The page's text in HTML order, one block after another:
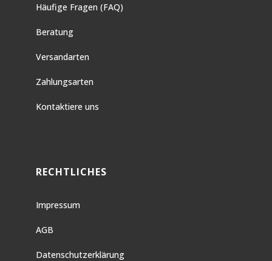
Häufige Fragen (FAQ)
Beratung
Versandarten
Zahlungsarten
Kontaktiere uns
RECHTLICHES
Impressum
AGB
Datenschutzerklärung